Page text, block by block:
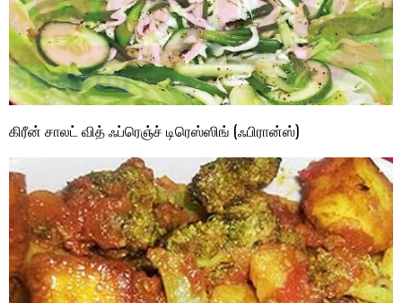
கிரீன் சாலட் வித் ஃப்ரெஞ்ச் டிரெஸ்ஸிங் (ஃபிரான்ஸ்)